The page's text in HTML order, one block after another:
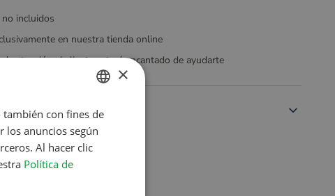
incluidos
en nuestra tienda online
atención al cliente estará encantado de ayudarte
DUTCH
ENGLISH
×
también con fines de
los anuncios según
Al hacer clic
Política de